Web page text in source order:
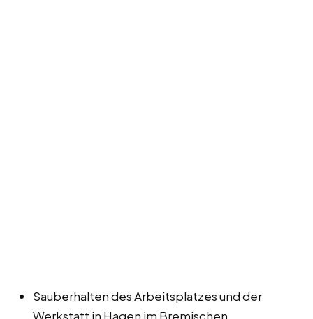
Sauberhalten des Arbeitsplatzes und der
Werkstatt in Hagen im Bremischen.